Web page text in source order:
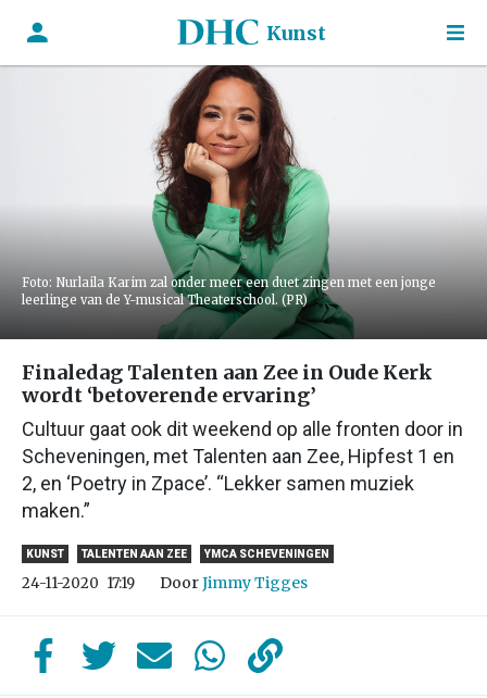
Kunst
Foto: Nurlaila Karim zal onder meer een duet zingen met een jonge
leerlinge van de Y-musical Theaterschool. (PR)
Finaledag Talenten aan Zee in Oude Kerk
wordt ‘betoverende ervaring’
Cultuur gaat ook dit weekend op alle fronten door in
Scheveningen, met Talenten aan Zee, Hipfest 1 en
2, en ‘Poetry in Zpace’. “Lekker samen muziek
maken.”
KUNST TALENTEN AAN ZEE YMCA SCHEVENINGEN
24-11-2020 17:19 DoorJimmy Tigges